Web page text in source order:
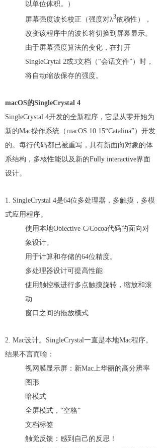
以单位体积。）
屏幕强度波长校正（强度对λ3依赖性），
改变该程序中的波长将切换到屏幕显示。
由于屏幕强度算法的变化，在打开
SingleCrytal 2或3文档（“会话文件”）时，
将自动缩放保存的强度。
macOS的SingleCrystal 4
SingleCrystal 4开发的全新程序，它是从零开始为
新的Mac操作系统（macOS 10.15“Catalina”）开发
的。每行代码都已被重写，具有新面向对象的体
系结构，多核性能以及新的Fully interactive界面
设计。
1. SingleCrystal 4是64位多处理器，多触摸，多模
式应用程序。
使用本地Obiective-C/Cocoa代码的面向对
象设计。
用于计算和存储的64位精度。
多处理器设计可提高性能
使用触控板进行多点触摸旋转，缩放和滚
动
窗口之间的拖放模式
2. Mac设计。SingleCrystal一直是本地Mac程序。
结果不言而喻：
视网膜显示屏：新Mac上华丽的高分辨率
图形
暗模式
全屏模式，“空格”
文档标签
触觉反馈：感到自己的反思！